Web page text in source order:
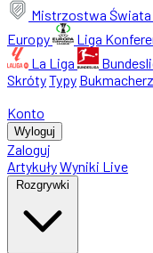
Mistrzostwa Świata
Europy
Liga
La Liga
SkrótyTypy
Konto
Wyloguj
Zaloguj
ArtykułyWyniki Live
Rozgrywki